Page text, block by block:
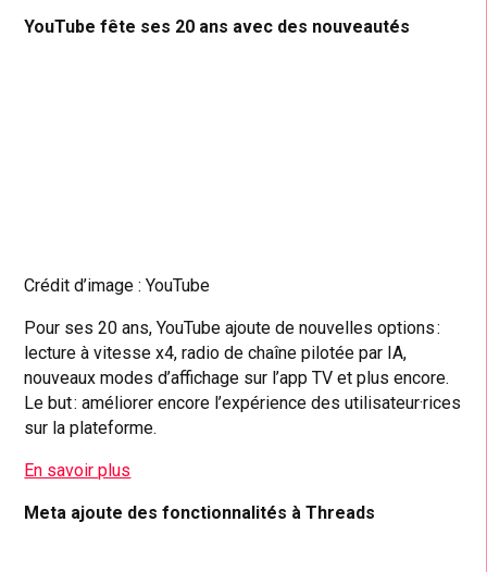
YouTube fête ses 20 ans avec des nouveautés
Crédit d’image : YouTube
Pour ses 20 ans, YouTube ajoute de nouvelles options :
lecture à vitesse x4, radio de chaîne pilotée par IA,
nouveaux modes d’affichage sur l’app TV et plus encore.
Le but : améliorer encore l’expérience des utilisateur·rices
sur la plateforme.
En savoir plus
Meta ajoute des fonctionnalités à Threads